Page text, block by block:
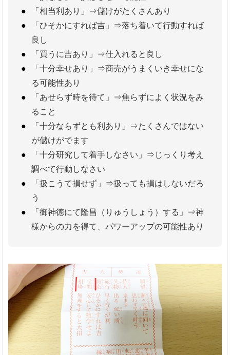
「相当利あり」⇒儲けがたくさんあり
「ひそかにすれば吉」⇒落ち着いて行動すれば
良し
「買うに吉あり」⇒仕入れると良し
「十分幸せあり」⇒商売がうまくいき幸せにな
る可能性あり
「あせらず時を待て」⇒焦らずによく状況をみ
ること
「十分ならずとも利あり」⇒たくさんではない
が儲けがでます
「十分研究して着手しなさい」⇒じっくり考え
調べて行動しなさい
「扱こうて損せず」⇒扱っても損はしないだろ
う
「御神徳にて隆昌（りゅうしょう）する」⇒神
様からの力を得て、パワーアップの可能性あり